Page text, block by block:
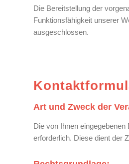
Die Bereitstellung der
Funktionsfähigkeit unserer
ausgeschlossen.
Art und Zweck der
Die von Ihnen
erforderlich. Diese dient der